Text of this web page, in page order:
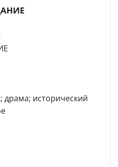
драма; исторический